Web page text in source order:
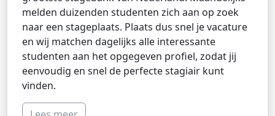
melden duizenden studenten zich aan op zoek
naar een stageplaats. Plaats dus snel je vacature
en wij matchen dagelijks alle interessante
studenten aan het opgegeven profiel, zodat jij
eenvoudig en snel de perfecte stagiair kunt
vinden.